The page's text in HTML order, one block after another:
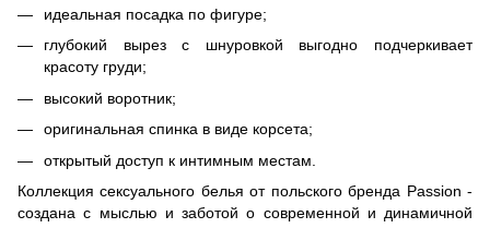
идеальная посадка по фигуре;
глубокий вырез с шнуровкой выгодно подчеркивает
красоту груди;
высокий воротник;
оригинальная спинка в виде корсета;
открытый доступ к интимным местам.
Коллекция сексуального белья от польского бренда Passion -
создана с мыслью и заботой о современной и динамичной